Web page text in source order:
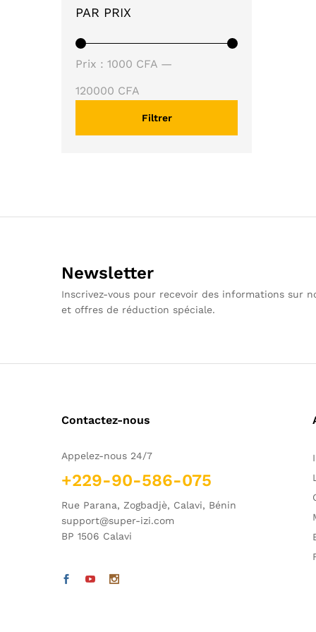
PAR PRIX
Filtrer
Prix : 1000 CFA —
120000 CFA
Newsletter
Inscrivez-vous pour recevoir des informations sur
et offres de réduction spéciale.
Contactez-nous
Appelez-nous 24/7
+229-90-586-075
Rue Parana, Zogbadjè, Calavi, Bénin
support@super-izi.com
BP 1506 Calavi